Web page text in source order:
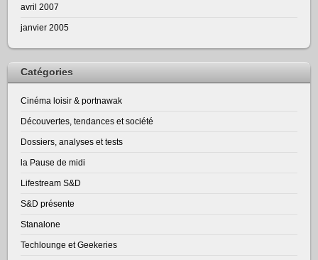
avril 2007
janvier 2005
Catégories
Cinéma loisir & portnawak
Découvertes, tendances et société
Dossiers, analyses et tests
la Pause de midi
Lifestream S&D
S&D présente
Stanalone
Techlounge et Geekeries